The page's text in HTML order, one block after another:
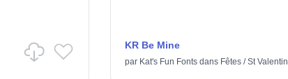
KR Be Mine
par Kat's Fun Fontsdans Fêtes/St Valentin